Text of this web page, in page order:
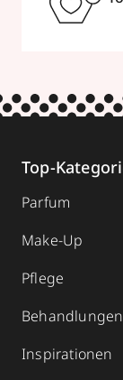
Top-
Parfum
Make-Up
Pflege
Behandlungen
Inspirationen